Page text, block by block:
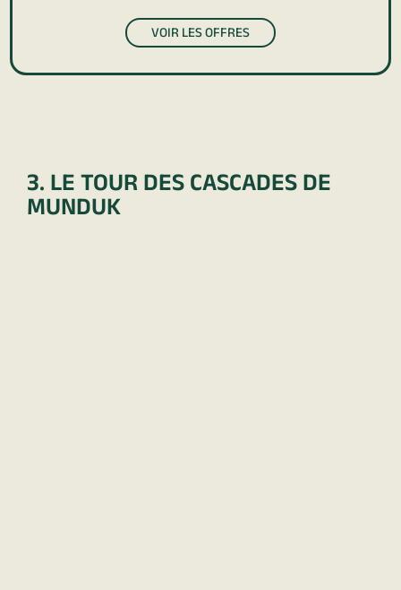
VOIR LES OFFRES
3. LE TOUR DES CASCADES DE
MUNDUK